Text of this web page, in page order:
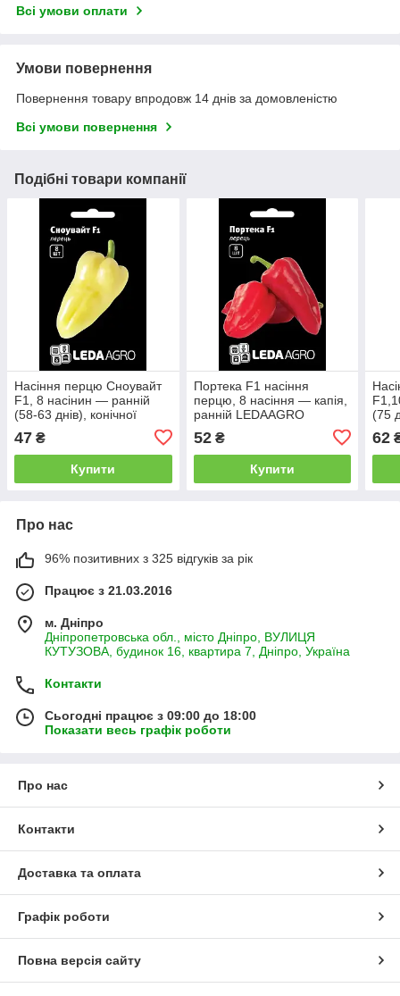
Всі умови оплати
Умови повернення
Повернення товару впродовж 14 днів за домовленістю
Всі умови повернення
Подібні товари компанії
Насіння перцю Сноувайт
F1, 8 насінин — ранній
(58-63 днів), конічної
LEDAAGRO
47 ₴
Купити
Портека F1 насіння
перцю, 8 насіння — капія,
ранній LEDAAGRO
52₴
Купити
(75
62
Про нас
96% позитивних з 325 відгуків за рік
Працює з 21.03.2016
м. Дніпро
Дніпропетровська обл., місто Дніпро, ВУЛИЦЯ
КУТУЗОВА, будинок 16, квартира 7, Дніпро, Україна
Контакти
Сьогодні працює з 09:00 до 18:00
Показати весь графік роботи
Про нас
Контакти
Доставка та оплата
Графік роботи
Повна версія сайту